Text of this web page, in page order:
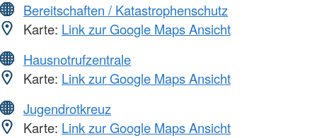
Bereitschaften / Katastrophenschutz
Karte: Link zur Google Maps Ansicht
Hausnotrufzentrale
Karte: Link zur Google Maps Ansicht
Jugendrotkreuz
Karte: Link zur Google Maps Ansicht